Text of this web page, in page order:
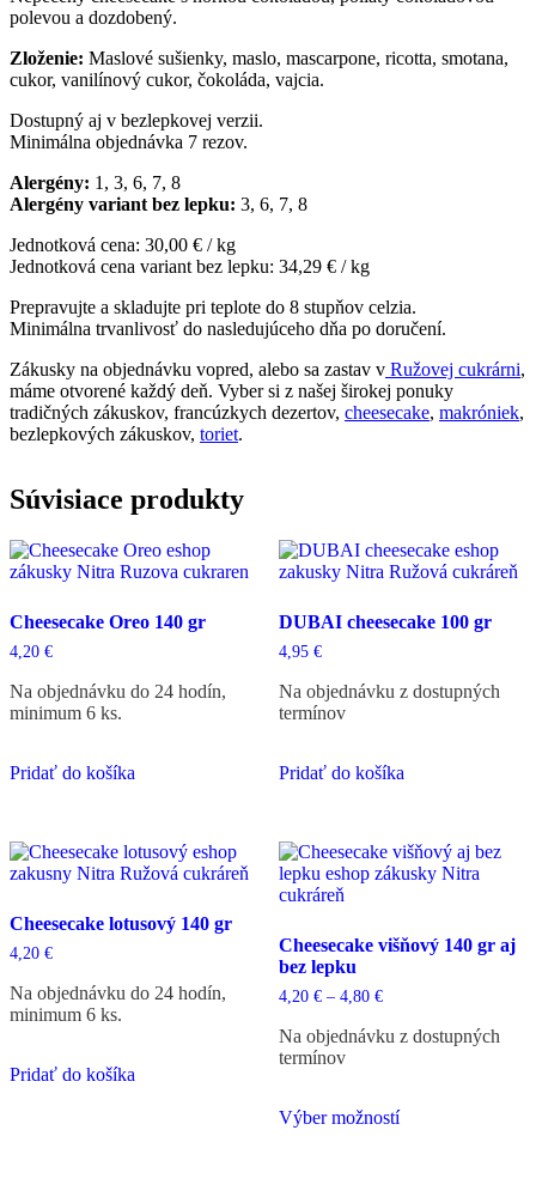
polevou a dozdobený.
Zloženie: Maslové sušienky, maslo, mascarpone, ricotta, smotana,
cukor, vanilínový cukor, čokoláda, vajcia.
Dostupný aj v bezlepkovej verzii.
Minimálna objednávka 7 rezov.
Alergény: 1, 3, 6, 7, 8
Alergény variant bez lepku: 3, 6, 7, 8
Jednotková cena: 30,00 € / kg
Jednotková cena variant bez lepku: 34,29 € / kg
Prepravujte a skladujte pri teplote do 8 stupňov celzia.
Minimálna trvanlivosť do nasledujúceho dňa po doručení.
Zákusky na objednávku vopred, alebo sa zastav v Ružovej cukrárni,
máme otvorené každý deň. Vyber si z našej širokej ponuky
tradičných zákuskov, francúzkych dezertov, cheesecake, makróniek,
bezlepkových zákuskov, toriet.
Súvisiace produkty
Cheesecake Oreo 140 gr
4,20 €
Na objednávku do 24 hodín,
minimum 6 ks.
Pridať do košíka
DUBAI cheesecake 100 gr
4,95 €
Na objednávku z dostupných
termínov
Pridať do košíka
Cheesecake lotusový 140 gr
4,20 €
Na objednávku do 24 hodín,
minimum 6 ks.
Pridať do košíka
Cheesecake višňový 140 gr aj
bez lepku
4,20 € – 4,80 €Price
4,20 €
Na objednávku z dostupných
termínov
Výber možnostíprodukt